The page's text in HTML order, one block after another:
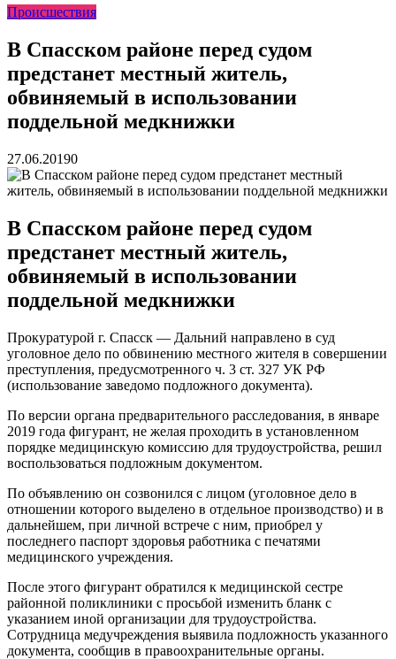
Происшествия
В Спасском районе перед судом
предстанет местный житель,
обвиняемый в использовании
поддельной медкнижки
27.06.20190
В Спасском районе перед судом
предстанет местный житель,
обвиняемый в использовании
поддельной медкнижки
Прокуратурой г. Спасск — Дальний направлено в суд
уголовное дело по обвинению местного жителя в совершении
преступления, предусмотренного ч. 3 ст. 327 УК РФ
(использование заведомо подложного документа).
По версии органа предварительного расследования, в январе
2019 года фигурант, не желая проходить в установленном
порядке медицинскую комиссию для трудоустройства, решил
воспользоваться подложным документом.
По объявлению он созвонился с лицом (уголовное дело в
отношении которого выделено в отдельное производство) и в
дальнейшем, при личной встрече с ним, приобрел у
последнего паспорт здоровья работника с печатями
медицинского учреждения.
После этого фигурант обратился к медицинской сестре
районной поликлиники с просьбой изменить бланк с
указанием иной организации для трудоустройства.
Сотрудница медучреждения выявила подложность указанного
документа, сообщив в правоохранительные органы.